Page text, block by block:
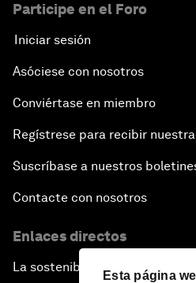
Esta página
Participe en el Foro
Iniciar sesión
Asóciese con nosotros
Conviértase en miembro
Regístrese para recibir
Suscríbase a nuestros
Contacte con nosotros
Enlaces directos
La sostenibilidad en el Foro